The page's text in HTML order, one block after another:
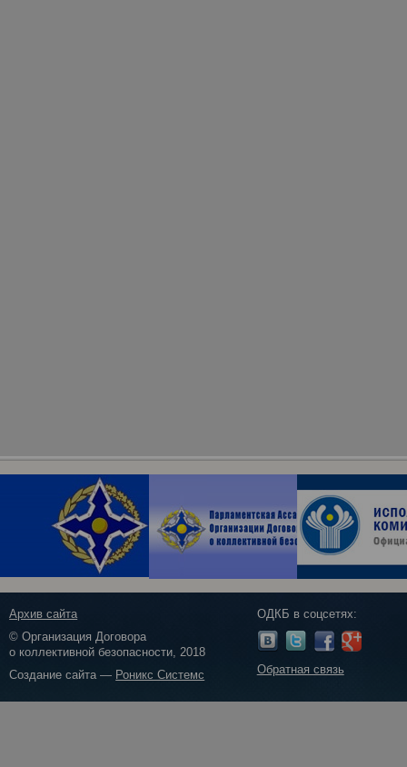
Архив сайта
© Организация Договора
о коллективной безопасности, 2018
Создание сайта — Роникс Системс
ОДКБ в соцсетях:
Обратная связь